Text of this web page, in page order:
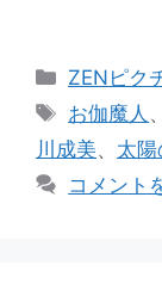
カ
テ
ゴ
リ
ー
ZENピク
タ
グ
お伽魔人 、
川成美、 太
コメント